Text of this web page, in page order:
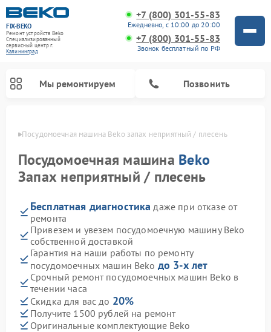
FIX-BEKO
Ремонт устройств Beko
Специализированный
cервисный центр г.
Калининград
+7 (800) 301-55-83
Ежедневно, с 10:00 до 20:00
+7 (800) 301-55-83
Звонок бесплатный по РФ
Мы ремонтируем Позвонить
Посудомоечная машина Beko запах неприятный / плесень
Посудомоечная машина Beko
Запах неприятный / плесень
Бесплатная диагностика даже при отказе от
ремонта
Привезем и увезем посудомоечную машину Beko
собственной доставкой
Гарантия на наши работы по ремонту
посудомоечных машин Beko до 3-х лет
Срочный ремонт посудомоечных машин Beko в
течении часа
Скидка для вас до 20%
Получите 1500 рублей на ремонт
Оригинальные комплектующие Beko